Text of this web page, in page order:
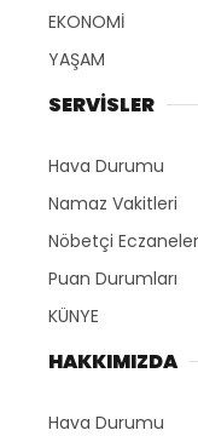
EKONOMİ
YAŞAM
SERVİSLER
Hava Durumu
Namaz Vakitleri
Nöbetçi Eczaneler
Puan Durumları
KÜNYE
HAKKIMIZDA
Hava Durumu